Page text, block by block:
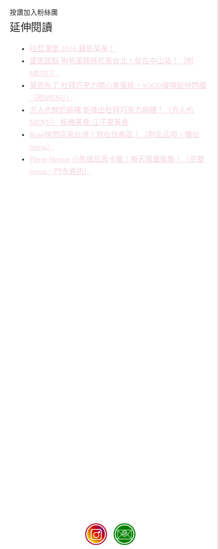
按讚加入粉絲團
延伸閱讀
拉亞漢堡 2026 最新菜單！
望思甜點 狗狗蛋糕終於來台北！就在中山站！（附
MENU）
莫恩布丁 杜拜巧克力開心果蛋糕，SOGO復興館快閃櫃
（附MENU）
方人也鮮奶麻糬 新推出杜拜巧克力麻糬！（方人也
MENU） 板橋美食 江子翠美食
Rose快閃店來台灣！就在信義區！（附全品項、價位
menu）
Pierre Herme 小熊維尼馬卡龍！每天限量販售！（完整
menu、門市資訊）